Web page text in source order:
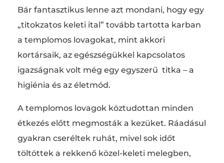
Bár fantasztikus lenne azt mondani, hogy egy
„titokzatos keleti ital” tovább tartotta karban
a templomos lovagokat, mint akkori
kortársaik, az egészségükkel kapcsolatos
igazságnak volt még egy egyszerű titka – a
higiénia és az életmód.
A templomos lovagok köztudottan minden
étkezés előtt megmosták a kezüket. Ráadásul
gyakran cseréltek ruhát, mivel sok időt
töltöttek a rekkenő közel-keleti melegben,